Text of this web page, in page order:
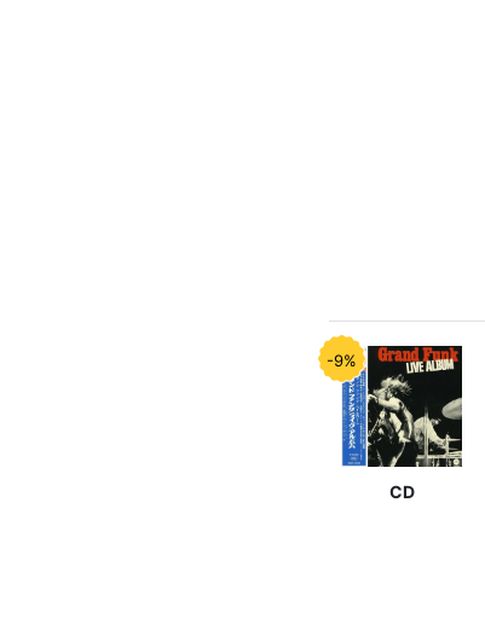
-9%
CD